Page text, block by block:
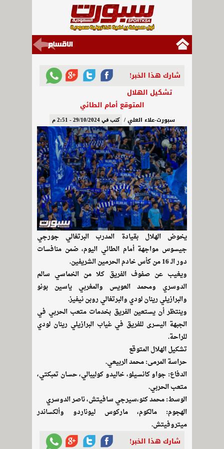
شارك هذا الخبر!
تشكيل الهلال
المتوقع أمام الطائي
سبورت-علاء العلي / كتب في 29/10/2024 - 2:51 م
يخوض الهلال بقيادة المدرب البرتغالي جورجي
جيسوس مواجهة أمام الطائي اليوم، ضمن منافسات
دور الـ 16 من كأس خادم الحرمين الشريفين.
ويغيب عن صفوف الفريق كلا من الخماسي سالم
الدوسري ومحمد العويس والمغربي ياسين بونو
والبرازيلي رينان لودي والبرتغالي روبن نيفيز.
وينتظر أن يستعين الفريق بخدمات متعب الحربي في
الجبهة اليسرى للفريق في غياب البرازيلي رينان لودي
للراحة.
تشكيل الهلال المتوقع
حراسة المرمى: محمد الربيعي.
الدفاع: جواو كانسيلو، خاليدو كوليبالي، حسان تمبكتي،
متعب الحربي.
الوسط: محمد كنو،سيرجي سافيتش، ناصر الدوسري
الهجوم: مالكوم، ماركوس ليوناردو وألكساندر
ميتروفيتش.
شارك هذا الخبر!